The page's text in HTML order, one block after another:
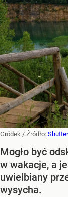
Gródek / Źródło:
Mogło być
w wakacje, a
uwielbiany
wysycha.